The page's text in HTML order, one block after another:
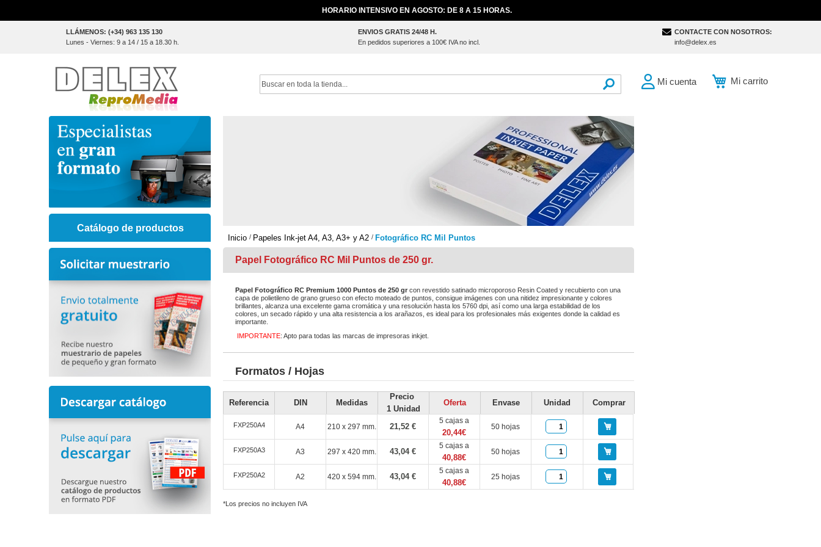
HORARIO INTENSIVO EN AGOSTO: DE 8 A 15 HORAS.
LLÁMENOS: (+34) 963 135 130
Lunes - Viernes: 9 a 14 / 15 a 18.30 h.
ENVIOS GRATIS 24/48 H.
En pedidos superiores a 100€ IVA no incl.
CONTACTE CON NOSOTROS:
info@delex.es
Mi carrito
Mi cuenta
Search
Inicio Papeles Ink-jet A4, A3, A3+ y A2 Fotográfico RC Mil Puntos
Papel Fotográfico RC Mil Puntos de 250 gr.
Papel Fotográfico RC Premium 1000 Puntos de 250 gr con revestido satinado microporoso Resin Coated y recubierto con una
capa de polietileno de grano grueso con efecto moteado de puntos, consigue imágenes con una nitidez impresionante y colores
brillantes, alcanza una excelente gama cromática y una resolución hasta los 5760 dpi, así como una larga estabilidad de los
colores, un secado rápido y una alta resistencia a los arañazos, es ideal para los profesionales más exigentes donde la calidad es
importante.
IMPORTANTE: Apto para todas las marcas de impresoras inkjet.
Formatos / Hojas
Referencia DIN Medidas
Precio
1 Unidad
Oferta Envase Unidad Comprar
FXP250A4 A4 210 x 297 mm. 21,52 €
5 cajas a
20,44€
50 hojas
FXP250A3 A3 297 x 420 mm. 43,04 €
5 cajas a
40,88€
50 hojas
FXP250A2 A2 420 x 594 mm. 43,04 €
5 cajas a
40,88€
25 hojas
*Los precios no incluyen IVA
Catálogo de productos